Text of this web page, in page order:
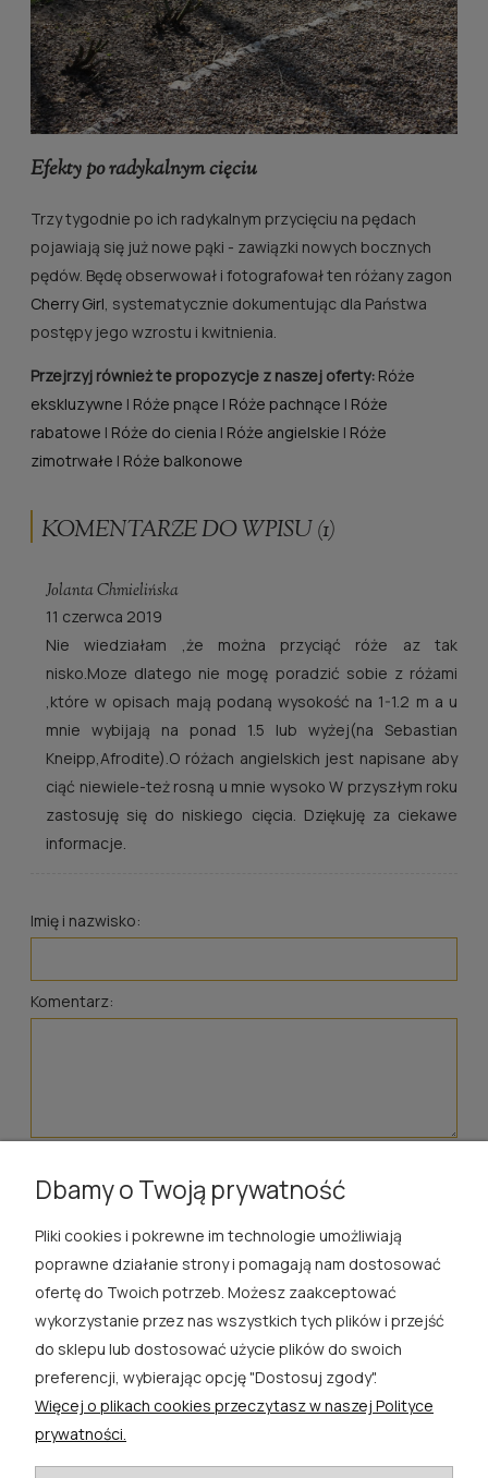
Efekty po radykalnym cięciu
Trzy tygodnie po ich radykalnym przycięciu na pędach
pojawiają się już nowe pąki - zawiązki nowych bocznych
pędów. Będę obserwował i fotografował ten różany zagon
Cherry Girl , systematycznie dokumentując dla Państwa
postępy jego wzrostu i kwitnienia.
Przejrzyj również te propozycje z naszej oferty: Róże
ekskluzywne | Róże pnące | Róże pachnące | Róże
rabatowe | Róże do cienia | Róże angielskie | Róże
zimotrwałe | Róże balkonowe
KOMENTARZE DO WPISU (1)
Jolanta Chmielińska
11 czerwca 2019
Nie wiedziałam ,że można przyciąć róże az tak
nisko.Moze dlatego nie mogę poradzić sobie z różami
,które w opisach mają podaną wysokość na 1-1.2 m a u
mnie wybijają na ponad 1.5 lub wyżej(na Sebastian
Kneipp,Afrodite).O różach angielskich jest napisane aby
ciąć niewiele-też rosną u mnie wysoko W przyszłym roku
zastosuję się do niskiego cięcia. Dziękuję za ciekawe
informacje.
Imię i nazwisko:
Komentarz:
ROSA ĆWIK
SKLEP
EXTRA
Dbamy o Twoją prywatność
Pliki cookies i pokrewne im technologie umożliwiają
poprawne działanie strony i pomagają nam dostosować
ofertę do Twoich potrzeb. Możesz zaakceptować
wykorzystanie przez nas wszystkich tych plików i przejść
do sklepu lub dostosować użycie plików do swoich
preferencji, wybierając opcję "Dostosuj zgody".
Więcej o plikach cookies przeczytasz w naszej Polityce
prywatności.